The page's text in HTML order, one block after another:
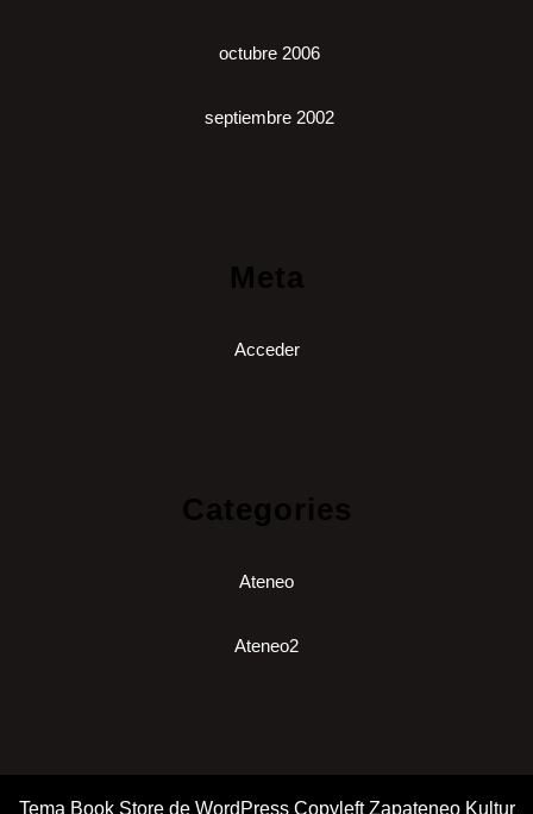
octubre 2006
septiembre 2002
Meta
Acceder
Categories
Ateneo
Ateneo2
Tema Book Store de WordPressCopyleft Zapateneo Kultur